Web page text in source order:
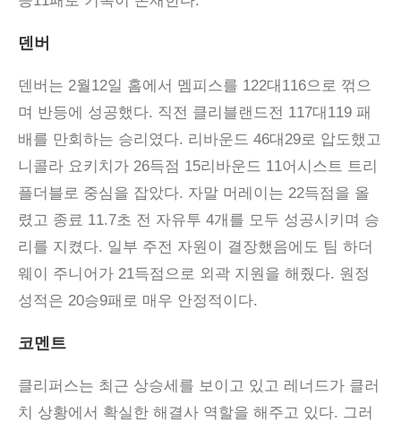
덴버
덴버는 2월12일 홈에서 멤피스를 122대116으로 꺾으
며 반등에 성공했다. 직전 클리블랜드전 117대119 패
배를 만회하는 승리였다. 리바운드 46대29로 압도했고
니콜라 요키치가 26득점 15리바운드 11어시스트 트리
플더블로 중심을 잡았다. 자말 머레이는 22득점을 올
렸고 종료 11.7초 전 자유투 4개를 모두 성공시키며 승
리를 지켰다. 일부 주전 자원이 결장했음에도 팀 하더
웨이 주니어가 21득점으로 외곽 지원을 해줬다. 원정
성적은 20승9패로 매우 안정적이다.
코멘트
클리퍼스는 최근 상승세를 보이고 있고 레너드가 클러
치 상황에서 확실한 해결사 역할을 해주고 있다. 그러